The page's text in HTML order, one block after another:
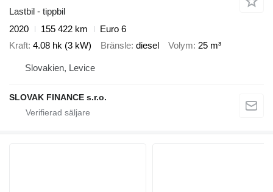
Lastbil - tippbil
2020
155 422 km
Euro 6
Kraft 4.08 hk (3 kW) Bränsle diesel Volym 25 m³
Slovakien, Levice
SLOVAK FINANCE s.r.o.